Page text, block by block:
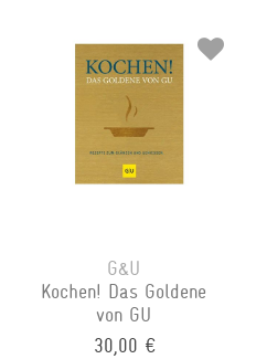
G&U
Kochen! Das Goldene
von GU
30,00 €